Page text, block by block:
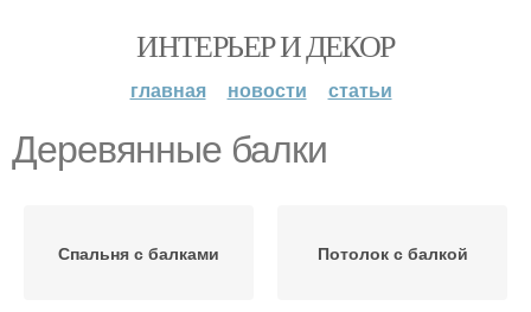
ИНТЕРЬЕР И ДЕКОР
главная новости статьи
Деревянные балки
Спальня с балками Потолок с балкой